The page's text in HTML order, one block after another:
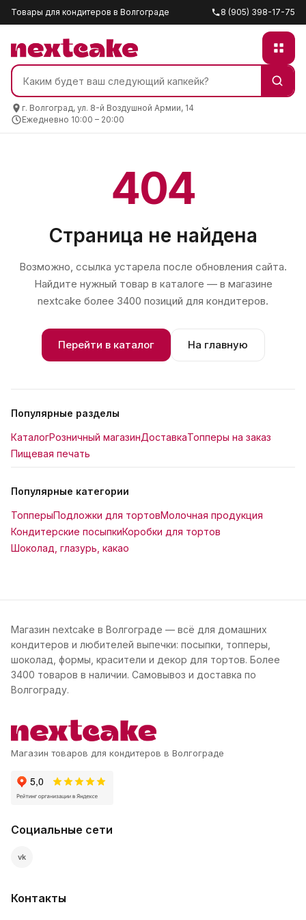
Товары для кондитеров в Волгограде 8 (905) 398-17-75
г. Волгоград, ул. 8-й Воздушной Армии, 14
Ежедневно 10:00 – 20:00
404
Страница не найдена
Возможно, ссылка устарела после обновления сайта.
Найдите нужный товар в каталоге — в магазине
nextcake более 3400 позиций для кондитеров.
Перейти в каталог На главную
Популярные разделы
КаталогРозничный магазинДоставкаТопперы на заказ
Пищевая печать
Популярные категории
ТопперыПодложки для тортовМолочная продукция
Кондитерские посыпкиКоробки для тортов
Шоколад, глазурь, какао
Магазин nextcake в Волгограде — всё для домашних
кондитеров и любителей выпечки: посыпки, топперы,
шоколад, формы, красители и декор для тортов. Более
3400 товаров в наличии. Самовывоз и доставка по
Волгограду.
Магазин товаров для кондитеров в Волгограде
Социальные сети
vk
Контакты